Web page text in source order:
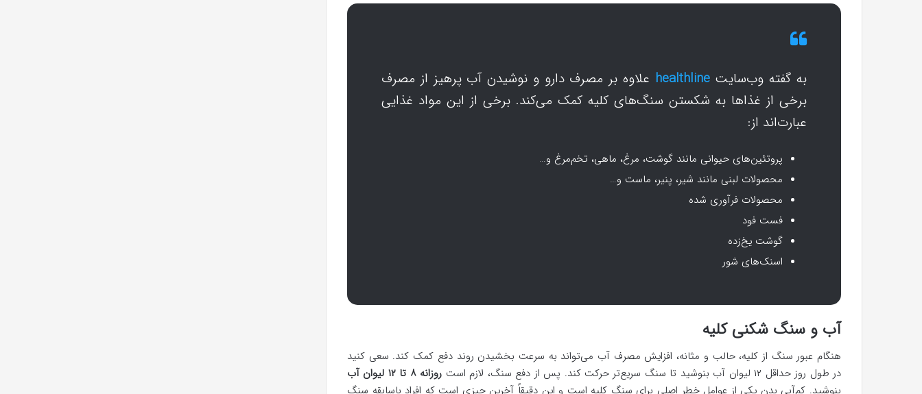
به گفته وب‌سایتhealthline علاوه بر مصرف دارو و نوشیدن آب پرهیز از مصرف
برخی از غذاها به شکستن سنگ‌های کلیه کمک می‌کند. برخی از این مواد غذایی
عبارت‌اند از:
پروتئین‌های حیوانی مانند گوشت، مرغ، ماهی، تخم‌مرغ و…
محصولات لبنی مانند شیر، پنیر، ماست و…
محصولات فرآوری شده
فست فود
گوشت یخ‌زده
اسنک‌های شور
آب و سنگ شکنی کلیه
هنگام عبور سنگ از کلیه، حالب و مثانه، افزایش مصرف آب می‌تواند به ‌سرعت بخشیدن روند دفع کمک کند. سعی کنید
در طول روز حداقل ۱۲ لیوان آب بنوشید تا سنگ سریع‌تر حرکت کند. پس از دفع سنگ، لازم است
روزانه ۸ تا ۱۲ لیوان آب